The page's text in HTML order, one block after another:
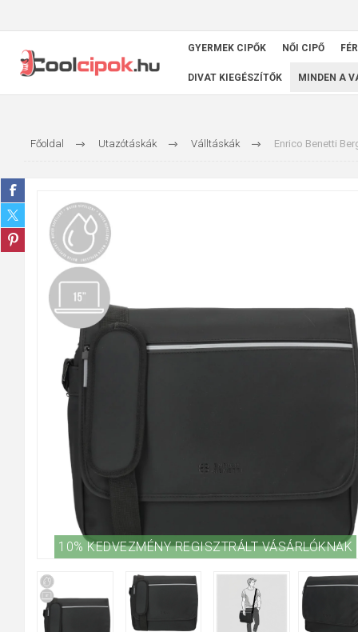
GYERMEK CIPŐK NŐI CIPŐ
DIVAT KIEGÉSZÍTŐK MINDEN A
Főoldal Utazótáskák Válltáskák Enrico Benetti
10% KEDVEZMÉNY REGISZTRÁLT VÁSÁRLÓKNAK